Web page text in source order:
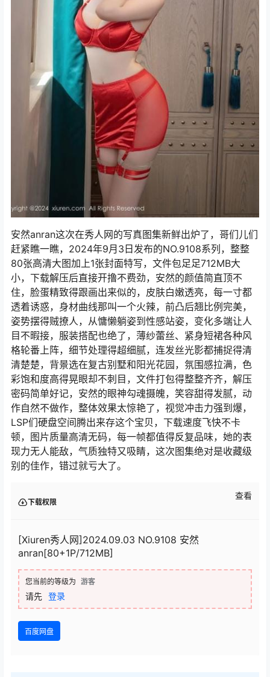
安然anran这次在秀人网的写真图集新鲜出炉了，哥们儿们
赶紧瞧一瞧，2024年9月3日发布的NO.9108系列，整整
80张高清大图加上1张封面特写，文件包足足712MB大
小，下载解压后直接开撸不费劲，安然的颜值简直顶不
住，脸蛋精致得跟画出来似的，皮肤白嫩透亮，每一寸都
透着诱惑，身材曲线那叫一个火辣，前凸后翘比例完美，
姿势摆得贼撩人，从慵懒躺姿到性感站姿，变化多端让人
目不暇接，服装搭配也绝了，薄纱蕾丝、紧身短裙各种风
格轮番上阵，细节处理得超细腻，连发丝光影都捕捉得清
清楚楚，背景选在复古别墅和阳光花园，氛围感拉满，色
彩饱和度高得晃眼却不刺目，文件打包得整整齐齐，解压
密码简单好记，安然的眼神勾魂摄魄，笑容甜得发腻，动
作自然不做作，整体效果太惊艳了，视觉冲击力强到爆，
LSP们硬盘空间腾出来存这个宝贝，下载速度飞快不卡
顿，图片质量高清无码，每一帧都值得反复品味，她的表
现力无人能敌，气质独特又吸睛，这次图集绝对是收藏级
别的佳作，错过就亏大了。
下载权限
查看
[Xiuren秀人网]2024.09.03 NO.9108 安然
anran[80+1P/712MB]
您当前的等级为 游客
请先 登录
百度网盘